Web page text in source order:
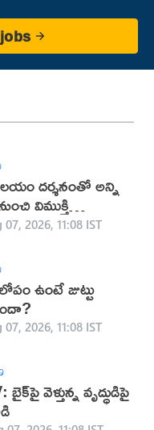
దర్శనంతో అన్ని
విముక్తి
07, 2026, 11:08 IST
ఉంటే జుట్టు
07, 2026, 11:08 IST
వెళ్తున్న వృద్ధుడిపై